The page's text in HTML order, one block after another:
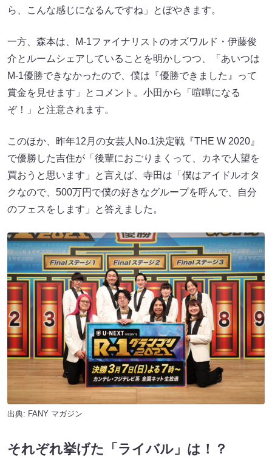
ら、こんな感じになるんですね」とぼやきます。
一方、森本は、M-1ファイナリストのオズワルド・伊藤俊
介とルームシェアしていることを明かしつつ、「あいつは
M-1優勝できなかったので、僕は『優勝できました』って
賞金を見せます」とコメント。小田から「喧嘩になる
ぞ！」と注意されます。
このほか、昨年12月の女芸人No.1決定戦『THE W 2020』
で優勝した吉住が「後輩におごりまくって、カネで人望を
買おうと思います」と言えば、寺田は「僕はアイドルオタ
クなので、500万円で僕の好きなグループを呼んで、自分
のフェスをします」と答えました。
出典: FANY マガジン
それぞれ挙げた「ライバル」は！？